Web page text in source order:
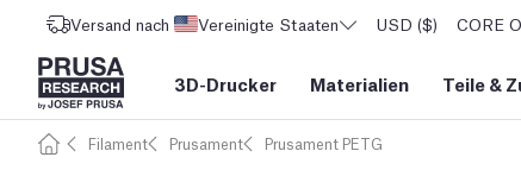
Versand nach Vereinigte Staaten USD ($) CORE
3D-Drucker Materialien Teile &
Filament Prusament Prusament PETG